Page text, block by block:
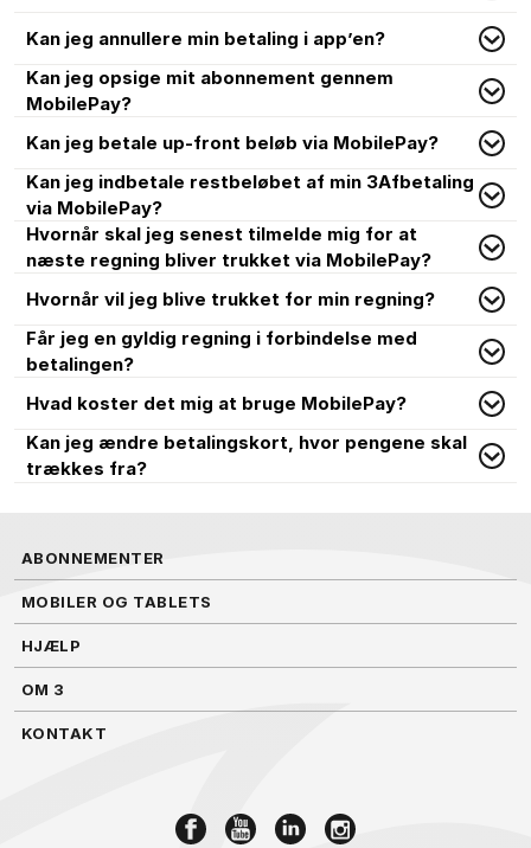
Kan jeg annullere min betaling i app’en?
Kan jeg opsige mit abonnement gennem
MobilePay?
Kan jeg betale up-front beløb via MobilePay?
Kan jeg indbetale restbeløbet af min 3Afbetaling
via MobilePay?
Hvornår skal jeg senest tilmelde mig for at
næste regning bliver trukket via MobilePay?
Hvornår vil jeg blive trukket for min regning?
Får jeg en gyldig regning i forbindelse med
betalingen?
Hvad koster det mig at bruge MobilePay?
Kan jeg ændre betalingskort, hvor pengene skal
trækkes fra?
ABONNEMENTER
MOBILER OG TABLETS
HJÆLP
OM 3
KONTAKT